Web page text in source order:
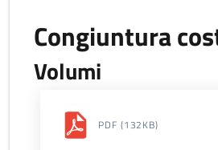
Congiuntura
Volumi
PDF (132KB)